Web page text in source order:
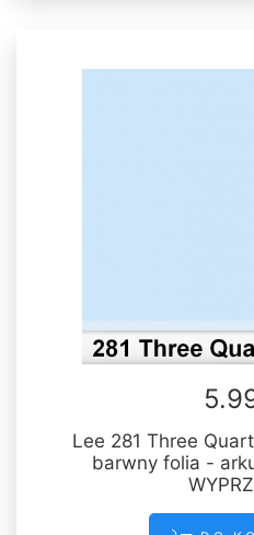
Lee 281 Three
barwny folia -